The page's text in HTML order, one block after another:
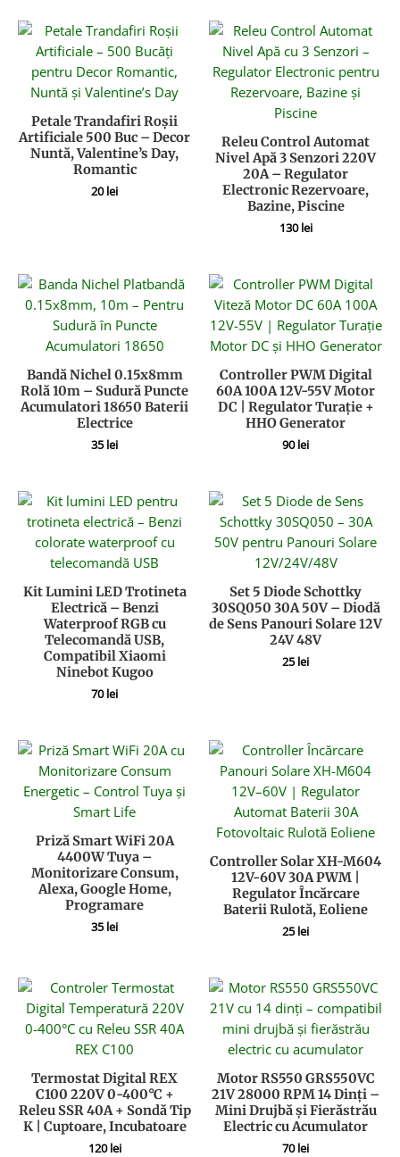
Petale Trandafiri Roșii
Artificiale 500 Buc – Decor
Nuntă, Valentine’s Day,
Romantic
20lei
Releu Control Automat
Nivel Apă 3 Senzori 220V
20A – Regulator
Electronic Rezervoare,
Bazine, Piscine
130lei
Bandă Nichel 0.15x8mm
Rolă 10m – Sudură Puncte
Acumulatori 18650 Baterii
Electrice
35lei
Controller PWM Digital
60A 100A 12V-55V Motor
DC | Regulator Turație +
HHO Generator
90lei
Kit Lumini LED Trotineta
Electrică – Benzi
Waterproof RGB cu
Telecomandă USB,
Compatibil Xiaomi
Ninebot Kugoo
70lei
Set 5 Diode Schottky
30SQ050 30A 50V – Diodă
de Sens Panouri Solare 12V
24V 48V
25lei
Priză Smart WiFi 20A
4400W Tuya –
Monitorizare Consum,
Alexa, Google Home,
Programare
35lei
Controller Solar XH-M604
12V-60V 30A PWM |
Regulator Încărcare
Baterii Rulotă, Eoliene
25lei
Termostat Digital REX
C100 220V 0-400°C +
Releu SSR 40A + Sondă Tip
K | Cuptoare, Incubatoare
120lei
Motor RS550 GRS550VC
21V 28000 RPM 14 Dinți –
Mini Drujbă și Fierăstrău
Electric cu Acumulator
70lei